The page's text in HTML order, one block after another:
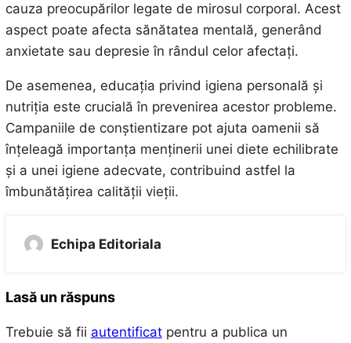
cauza preocupărilor legate de mirosul corporal. Acest
aspect poate afecta sănătatea mentală, generând
anxietate sau depresie în rândul celor afectați.
De asemenea, educația privind igiena personală și
nutriția este crucială în prevenirea acestor probleme.
Campaniile de conștientizare pot ajuta oamenii să
înțeleagă importanța menținerii unei diete echilibrate
și a unei igiene adecvate, contribuind astfel la
îmbunătățirea calității vieții.
Echipa Editoriala
Lasă un răspuns
Trebuie să fii autentificatpentru a publica un